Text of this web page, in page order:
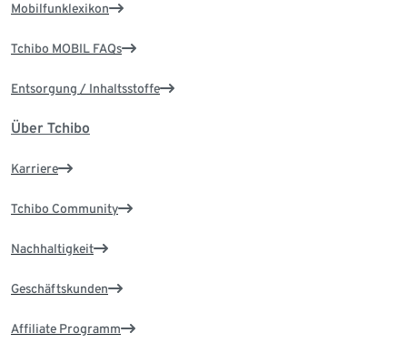
Mobilfunklexikon
Tchibo MOBIL FAQs
Entsorgung / Inhaltsstoffe
Über Tchibo
Karriere
Tchibo Community
Nachhaltigkeit
Geschäftskunden
Affiliate Programm